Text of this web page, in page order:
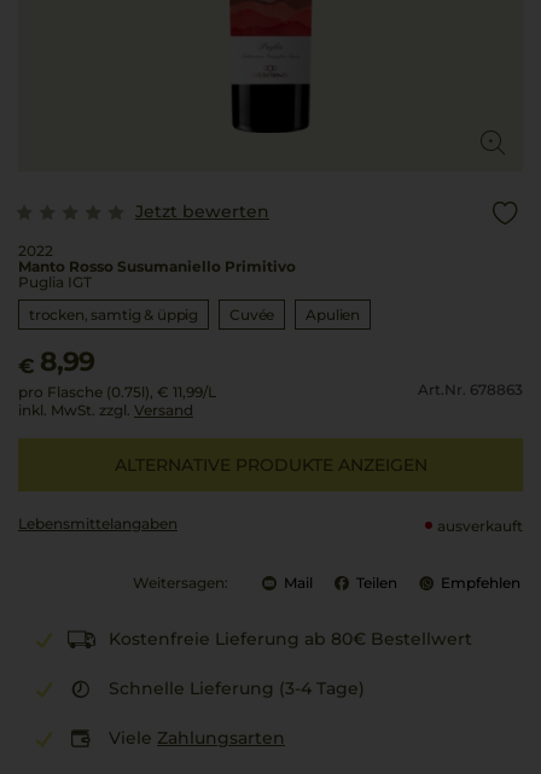
Jetzt bewerten
2022
Manto Rosso Susumaniello Primitivo
Puglia IGT
trocken, samtig & üppig
Cuvée Apulien
€ 8,99
pro Flasche (0.75l), € 11,99/L
inkl. MwSt. zzgl. Versand
Art.Nr. 678863
ALTERNATIVE PRODUKTE ANZEIGEN
Lebensmittel­angaben ausverkauft
Weitersagen: Mail Teilen Empfehlen
Kostenfreie Lieferung ab 80€ Bestellwert
Schnelle Lieferung (3-4 Tage)
Viele Zahlungsarten